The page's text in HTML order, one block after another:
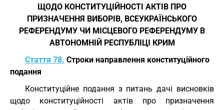
ЩОДО КОНСТИТУЦІЙНОСТІ АКТІВ ПРО
ПРИЗНАЧЕННЯ ВИБОРІВ, ВСЕУКРАЇНСЬКОГО
РЕФЕРЕНДУМУ ЧИ МІСЦЕВОГО РЕФЕРЕНДУМУ В
АВТОНОМНІЙ РЕСПУБЛІЦІ КРИМ
Стаття 78. Строки направлення конституційного
подання
Конституційне подання з питань дачі висновків
щодо конституційності актів про призначення